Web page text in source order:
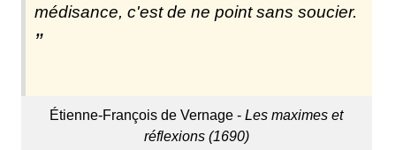
médisance, c'est de ne point sans soucier.
Étienne-François de Vernage -Les maximes et
réflexions (1690)